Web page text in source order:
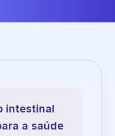
intestinal
a saúde